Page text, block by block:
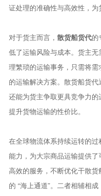
证处理的准确性与高效性，为
对于货主而言， 散货船货代的
低了运输风险与成本。货主
理繁琐的运输事务，只需将
的运输解决方案。散货船货
还能为货主争取更具竞争力的
提升货物运输的性价比。​
在全球物流体系持续运转的
能力，为大宗商品运输提供了
高效的服务，不断优化干散
的 “海上通道”。二者相辅相